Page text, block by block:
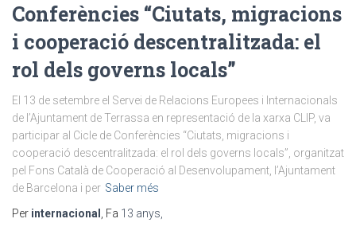
Conferències “Ciutats, migracions
i cooperació descentralitzada: el
rol dels governs locals”
El 13 de setembre el Servei de Relacions Europees i Internacionals
de l’Ajuntament de Terrassa en representació de la xarxa CLIP, va
participar al Cicle de Conferències “Ciutats, migracions i
cooperació descentralitzada: el rol dels governs locals”, organitzat
pel Fons Català de Cooperació al Desenvolupament, l’Ajuntament
de Barcelona i per Saber més
Per internacional , Fa 13 anys